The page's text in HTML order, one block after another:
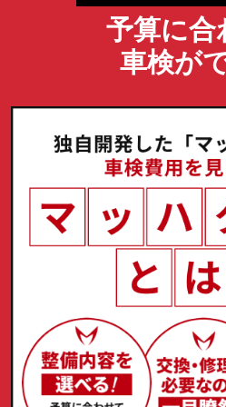
予算に合
車検が